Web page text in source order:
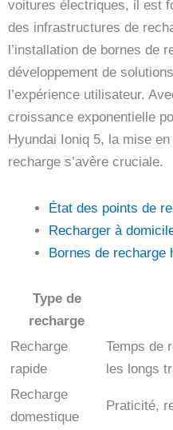
voitures électriques, il est
des infrastructures de
l’installation de bornes de
développement de
l’expérience utilisateur.
croissance exponentielle
Hyundai Ioniq 5, la mise
recharge s’avère cruciale.
État des points de
Recharger à
Bornes de recharge
Type de
recharge
Recharge
rapide
Temps de
les longs
Recharge
domestique
Praticité,